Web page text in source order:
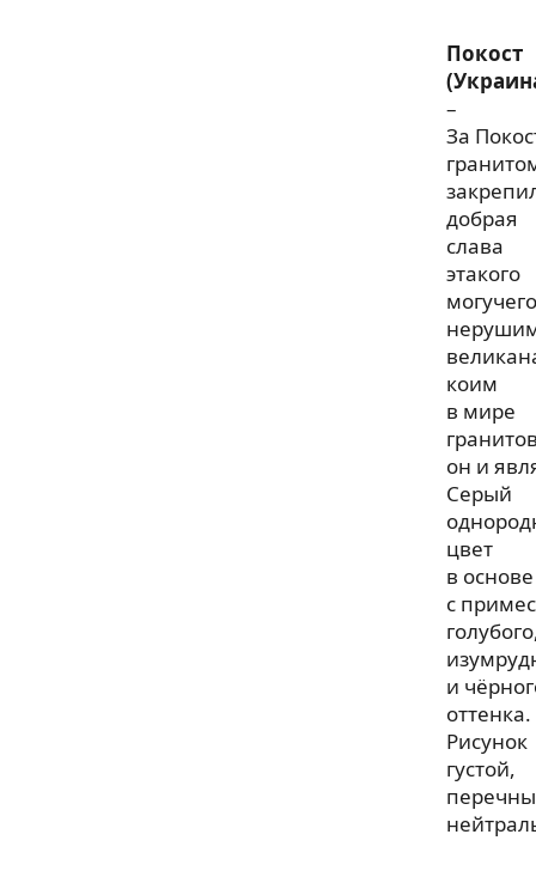
Покост
–
За
добрая
слава
этакого
могучего
коим
в мире
он и
Серый
цвет
в основе
с
и
оттенка.
Рисунок
густой,